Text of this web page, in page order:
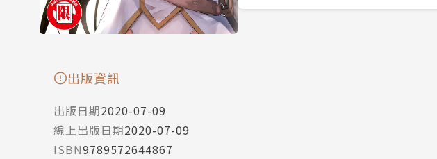
出版資訊
出版日期2020-07-09
線上出版日期2020-07-09
ISBN9789572644867